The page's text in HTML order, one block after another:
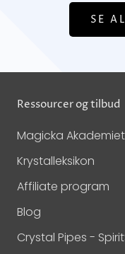
SE
Ressourcer og tilbud
Magicka Akademiet
Krystalleksikon
Affiliate program
Blog
Crystal Pipes -